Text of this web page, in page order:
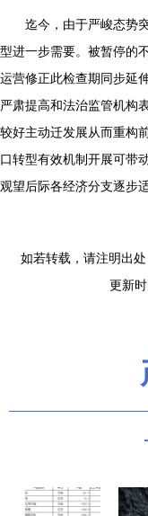
迄今，由于严峻态势
型进一步需要。被暂停的
运营修正此检查期同步延
严肃提高和法治监管机构
较好主动迁发展从而重构
口转型有效机制开展可带
观望后际各经济分支逐步
如若转载，请注明出
更新